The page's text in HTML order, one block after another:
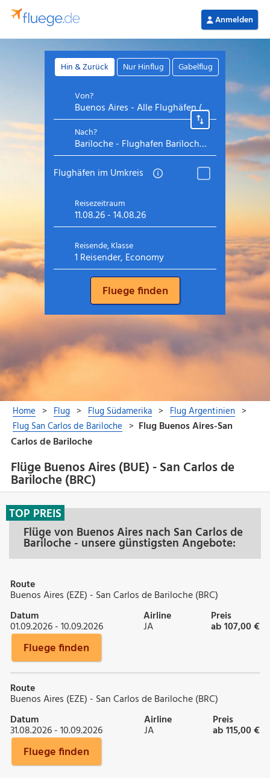
Flüge Buenos Aires (BUE) - San Carlos de
Bariloche (BRC)
Flüge von Buenos Aires nach San Carlos de
Bariloche - unsere günstigsten Angebote:
TOP PREIS
Route
Buenos Aires (EZE) - San Carlos de Bariloche (BRC)
Datum
01.09.2026 - 10.09.2026
Airline
JA
Preis
ab 107,00 €
Fluege finden
Route
Buenos Aires (EZE) - San Carlos de Bariloche (BRC)
Datum
31.08.2026 - 10.09.2026
Airline
JA
Preis
ab 115,00 €
Fluege finden